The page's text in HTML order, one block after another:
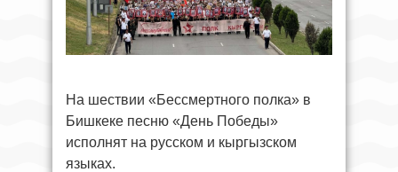
На шествии «Бессмертного полка» в
Бишкеке песню «День Победы»
исполнят на русском и кыргызском
языках.